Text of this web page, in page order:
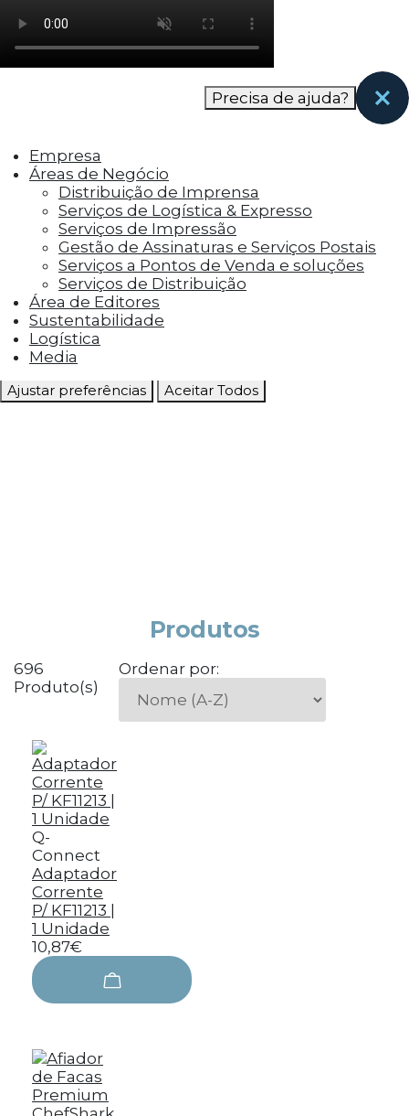
como os visitantes interagem com o site. Esses
cookies ajudam a fornecer informações sobre
as métricas do número de visitantes, taxa de
rejeição, origem do tráfego, etc.
funcionalidades, como compartilhar o
conteúdo do site em plataformas de social
media, coletar feedbacks e outros recursos de
terceiros.
Cookies Marketing
Os cookies de marketing são usados para
entregar aos visitantes anúncios
personalizados com base nas páginas que eles
visitaram antes e analisar a eficácia da
campanha publicitária.
Ajustar preferências Aceitar Todos
Precisa de ajuda?
Empresa
Áreas de Negócio
Distribuição de Imprensa
Serviços de Logística & Expresso
Serviços de Impressão
Gestão de Assinaturas e Serviços Postais
Serviços a Pontos de Venda e soluções
Serviços de Distribuição
Área de Editores
Sustentabilidade
Logística
Media
Produtos
696
Produto(s)
Ordenar por:
Q-
Connect
Adaptador
Corrente
P/ KF11213 |
1 Unidade
10,87€